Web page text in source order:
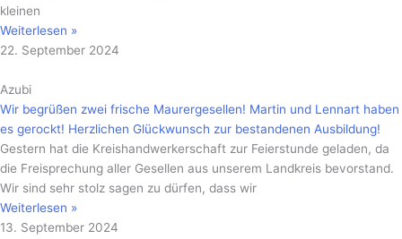
kleinen
Weiterlesen »
22. September 2024
Azubi
Wir begrüßen zwei frische Maurergesellen! Martin und Lennart haben
es gerockt! Herzlichen Glückwunsch zur bestandenen Ausbildung!
Gestern hat die Kreishandwerkerschaft zur Feierstunde geladen, da
die Freisprechung aller Gesellen aus unserem Landkreis bevorstand.
Wir sind sehr stolz sagen zu dürfen, dass wir
Weiterlesen »
13. September 2024